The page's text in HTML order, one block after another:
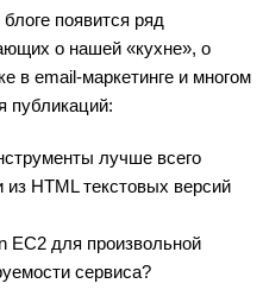
появится ряд
о нашей «кухне», о
в email-маркетинге и многом
публикаций:
лучше всего
из HTML текстовых версий
EC2 для произвольной
сервиса?